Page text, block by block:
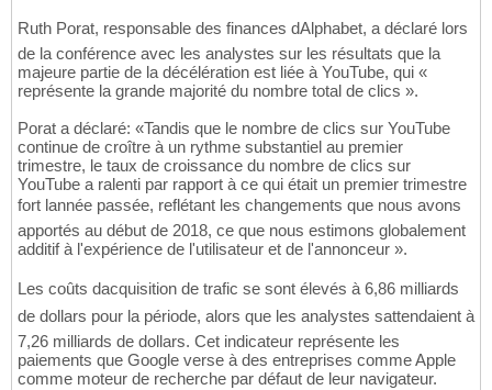
Ruth Porat, responsable des finances dAlphabet, a déclaré lors
de la conférence avec les analystes sur les résultats que la
majeure partie de la décélération est liée à YouTube, qui «
représente la grande majorité du nombre total de clics ».
Porat a déclaré: «Tandis que le nombre de clics sur YouTube
continue de croître à un rythme substantiel au premier
trimestre, le taux de croissance du nombre de clics sur
YouTube a ralenti par rapport à ce qui était un premier trimestre
fort lannée passée, reflétant les changements que nous avons
apportés au début de 2018, ce que nous estimons globalement
additif à l'expérience de l'utilisateur et de l'annonceur ».
Les coûts dacquisition de trafic se sont élevés à 6,86 milliards
de dollars pour la période, alors que les analystes sattendaient à
7,26 milliards de dollars. Cet indicateur représente les
paiements que Google verse à des entreprises comme Apple
comme moteur de recherche par défaut de leur navigateur.